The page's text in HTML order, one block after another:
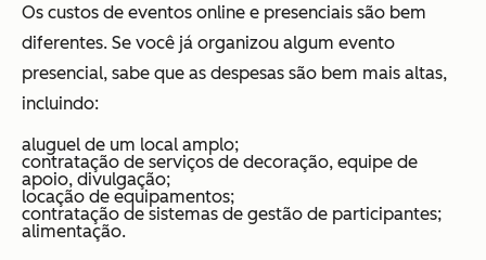
Os custos de eventos online e presenciais são bem
diferentes. Se você já organizou algum evento
presencial, sabe que as despesas são bem mais altas,
incluindo:
aluguel de um local amplo;
contratação de serviços de decoração, equipe de
apoio, divulgação;
locação de equipamentos;
contratação de sistemas de gestão de participantes;
alimentação.